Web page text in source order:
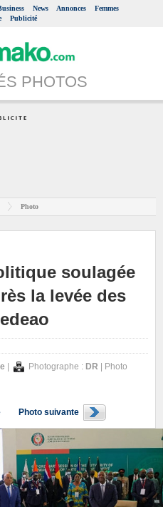
News Annonces
Femmes
Publicité
PHOTOS
Photo
soulagée
la levée des
Photographe : DR | Photo
Photo suivante